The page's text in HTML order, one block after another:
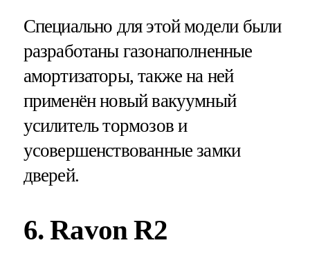
Специально для этой модели были
разработаны газонаполненные
амортизаторы, также на ней
применён новый вакуумный
усилитель тормозов и
усовершенствованные замки
дверей.
6. Ravon R2